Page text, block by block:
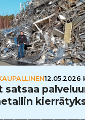
12.05.2026
satsaa